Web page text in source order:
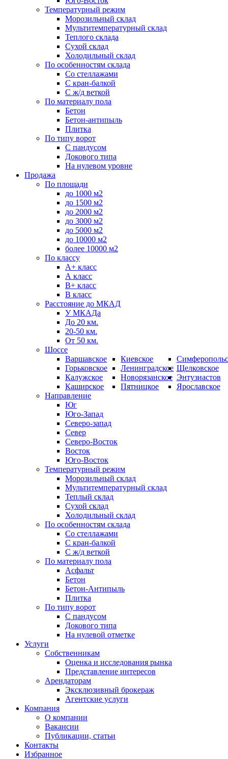
Температурный режим
Морозильный склад
Мультитемпературный склад
Теплого склада
Сухой склад
Холодильный склад
По особенностям склада
Со стеллажами
С кран-балкой
С ж/д веткой
По материалу пола
Бетон
Бетон-антипыль
Плитка
По типу ворот
С пандусом
Докового типа
На нулевом уровне
Продажа
По площади
до 1000 м2
до 1500 м2
до 2000 м2
до 3000 м2
до 5000 м2
до 10000 м2
более 10000 м2
По классу
A+ класс
А класс
В+ класс
B класс
Расстояние до МКАД
У МКАДа
До 20 км.
20-50 км.
От 50 км.
Шоссе
Варшавское
Горьковское
Калужское
Каширское
Киевское
Ленинградское
Новорязанское
Пятницкое
Щелковское
Энтузиастов
Ярославское
Направление
Юг
Юго-Запад
Северо-запад
Север
Северо-Восток
Восток
Юго-Восток
Температурный режим
Морозильный склад
Мультитемпературный склад
Теплый склад
Сухой склад
Холодильный склад
По особенностям склада
Со стеллажами
С кран-балкой
С ж/д веткой
По материалу пола
Асфальт
Бетон
Бетон-Антипыль
Плитка
По типу ворот
С пандусом
Докового типа
На нулевой отметке
Услуги
Собственникам
Оценка и исследования рынка
Представление интересов
Арендаторам
Эксклюзивный брокераж
Агентские услуги
Компания
О компании
Вакансии
Публикации, статьи
Контакты
Избранное